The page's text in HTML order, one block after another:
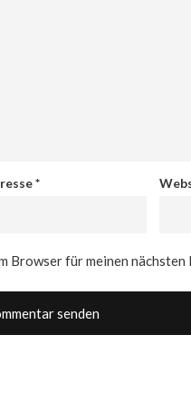
*
Browser für meinen nächsten